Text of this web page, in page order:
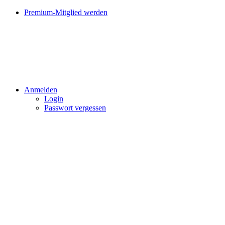
Premium-Mitglied werden
Anmelden
Login
Passwort vergessen